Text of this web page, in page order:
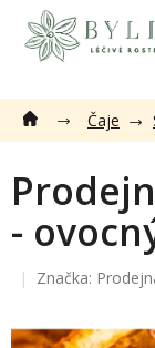
obsah
Čaje
-
Značka: